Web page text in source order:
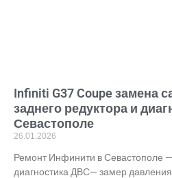
Infiniti G37 Coupe замена
заднего редуктора и
Севастополе
26.01.2026
Ремонт Инфинити в Севастополе
диагностика ДВС— замер